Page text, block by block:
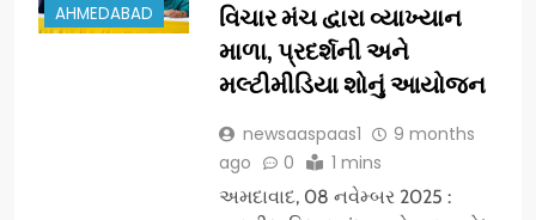
AHMEDABAD
વિચાર મંચ દ્વારા વ્યાખ્યાન
માળા, પ્રદર્શની અને​
મલ્ટીમીડિયા​ શોનું આયોજન
newsaaspaas1
9 months
ago
0 1 mins
અમદાવાદ, 08 નવેમ્બર 2025 :